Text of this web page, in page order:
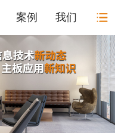
案例 我们